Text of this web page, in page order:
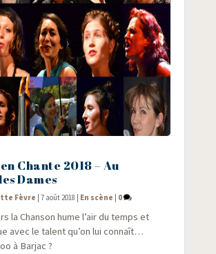
Chante 2018 – Au
Dames
Fèvre |7 août 2018 | En scène | 0
la Chan­son hume l’air du temps et
avec le talent qu’on lui connaît…
à Barjac ?